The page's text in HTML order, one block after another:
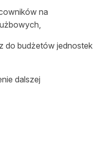
na
do budżetów jednostek
dalszej